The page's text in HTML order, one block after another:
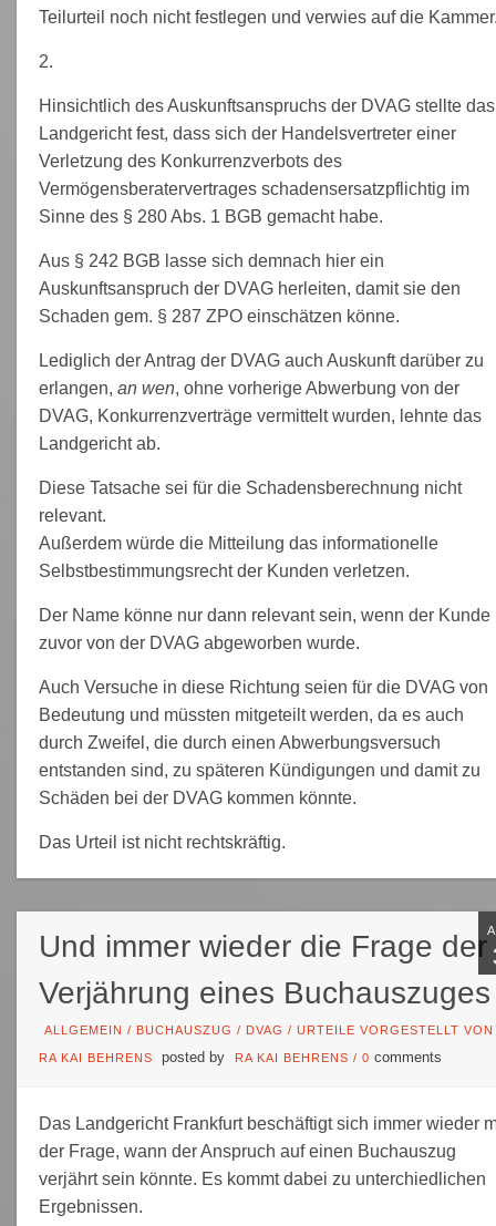
Teilurteil noch nicht festlegen und verwies auf die
2.
Hinsichtlich des Auskunftsanspruchs der DVAG stellte das
Landgericht fest, dass sich der Handelsvertreter einer
Verletzung des Konkurrenzverbots des
Vermögensberatervertrages schadensersatzpflichtig im
Sinne des § 280 Abs. 1 BGB gemacht habe.
Aus § 242 BGB lasse sich demnach hier ein
Auskunftsanspruch der DVAG herleiten, damit sie den
Schaden gem. § 287 ZPO einschätzen könne.
Lediglich der Antrag der DVAG auch Auskunft darüber zu
erlangen, an wen, ohne vorherige Abwerbung von der
DVAG, Konkurrenzverträge vermittelt wurden, lehnte das
Landgericht ab.
Diese Tatsache sei für die Schadensberechnung nicht
relevant.
Außerdem würde die Mitteilung das informationelle
Selbstbestimmungsrecht der Kunden verletzen.
Der Name könne nur dann relevant sein, wenn der Kunde
zuvor von der DVAG abgeworben wurde.
Auch Versuche in diese Richtung seien für die DVAG von
Bedeutung und müssten mitgeteilt werden, da es auch
durch Zweifel, die durch einen Abwerbungsversuch
entstanden sind, zu späteren Kündigungen und damit zu
Schäden bei der DVAG kommen könnte.
Das Urteil ist nicht rechtskräftig.
Und immer wieder die Frage der
Verjährung eines Buchauszuges
ALLGEMEIN / BUCHAUSZUG / DVAG / URTEILE VORGESTELLT VON
RA KAI BEHRENS posted by RA KAI BEHRENS / 0 comments
Das Landgericht Frankfurt beschäftigt sich immer wieder
der Frage, wann der Anspruch auf einen Buchauszug
verjährt sein könnte. Es kommt dabei zu unterchiedlichen
Ergebnissen.